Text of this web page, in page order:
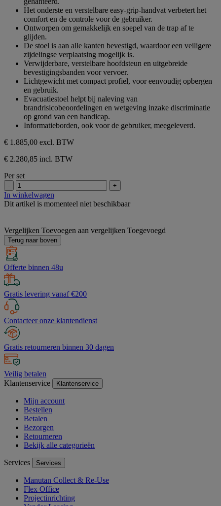
sterren.Het onderste en verstelbare easy-grip-handvat verbetert het
comfort en de controle voor de gebruiker.
Ontworpen om gemakkelijk en soepel van de trap af te
glijden.
De stoel is aan alle kanten bevestigd, waardoor een veiligere
zijdelingse verplaatsing mogelijk is.
Verwijderbare, verstelbare hoofdsteun en uitgebreide
bevestigingsbanden voor vervoer.
Lichtgewicht met compact profiel, voor eenvoudig opbergen
en gebruik.
Evacuatiestoel helpt bij naleving van
brandrisicobeoordelingen en wetgeving inzake discriminatie
op grond van een handicap.
Informatieborden, ook voor de gebruiker, meegeleverd.
€ 1.885,00 excl. BTW
€ 2.280,85 incl. BTW
Per set
- +
In winkelwagen
Dit artikel is momenteel niet beschikbaar
Vergelijken Toevoegen aan vergelijken Toegevoegd
Terug naar boven
Offerte binnen 48u
Gratis levering vanaf €200
Contacteer onze klantendienst
Gratis retourneren binnen 30 dagen
Veilig betalen
Klantenservice
Klantenservice
Mijn account
Bestellen
Betalen
Bezorgen
Retourneren
Bekijk alle categorieën
Services Services
Manutan Collect & Re-Use
Flex Office
Projectinrichting